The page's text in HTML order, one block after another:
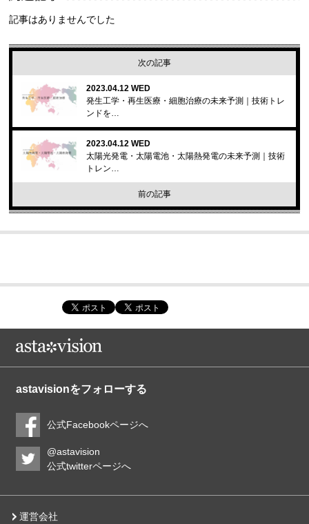
記事はありませんでした
次の記事
2023.04.12 WED
発生工学・再生医療・細胞治療の未来予測｜技術トレ
ンドを…
2023.04.12 WED
太陽光発電・太陽電池・太陽熱発電の未来予測｜技術
トレン…
前の記事
astavisionをフォローする
公式Facebookページへ
@astavision
公式twitterページへ
運営会社